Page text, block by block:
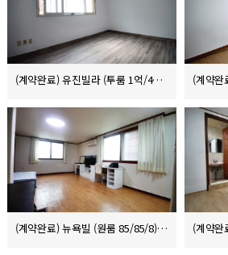
(계약완료) 유진빌라 (투룸 1억/43/8)
(계약완료) 뉴욕빌 (원룸 85/85/8)